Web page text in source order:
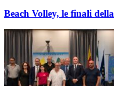
Beach Volley, le finali